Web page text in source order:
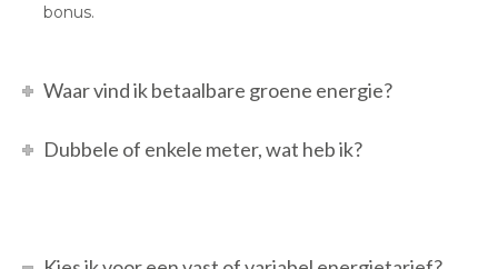
bonus.
Waar vind ik betaalbare groene energie?
Dubbele of enkele meter, wat heb ik?